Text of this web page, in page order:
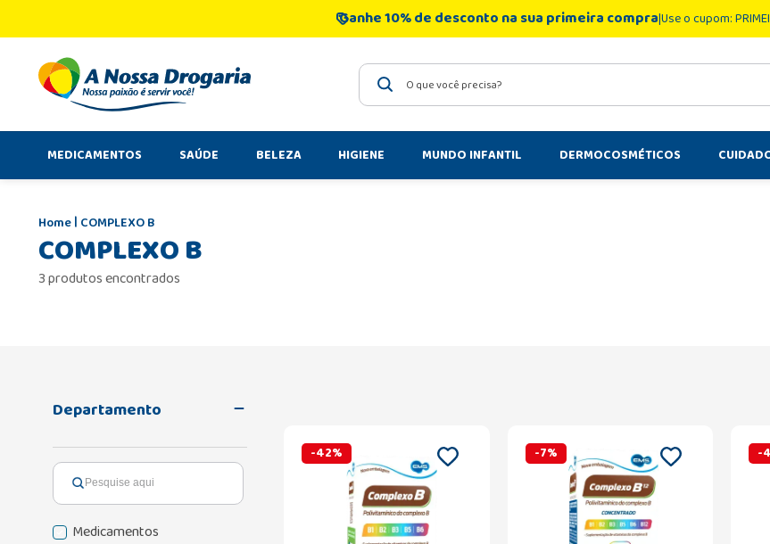
Ganhe 10% de desconto na sua primeira compraUse o cupom:
O que você precisa?
MEDICAMENTOS SAÚDE BELEZA HIGIENE MUNDO INFANTIL DERMOCOSMÉTICOS
COMPLEXO B
COMPLEXO B
3 produtos encontrados
Departamento
Medicamentos
-42% -7% -